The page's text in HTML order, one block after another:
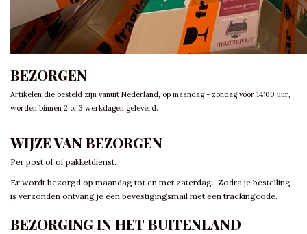
BEZORGEN
Artikelen die besteld zijn vanuit Nederland, op maandag - zondag vóór 14:00 uur,
worden binnen 2 of 3 werkdagen geleverd.
WIJZE VAN BEZORGEN
Per post of of pakketdienst.
Er wordt bezorgd op maandag tot en met zaterdag. Zodra je bestelling
is verzonden ontvang je een bevestigingsmail met een trackingcode.
BEZORGING IN HET BUITENLAND